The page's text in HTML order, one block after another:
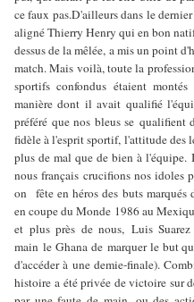
ce faux pas.D'ailleurs dans le
aligné Thierry Henry qui en bon
dessus de la mêlée, a mis un point
match. Mais voilà, toute la
sportifs confondus étaient
manière dont il avait qualifié
préféré que nos bleus se qualifient
fidèle à l'esprit sportif, l'attitude des
plus de mal que de bien à
nous français crucifions nos idoles
on fête en héros des buts
en coupe du Monde 1986 au
et plus près de nous, Luis
main le Ghana de marquer le but
d'accéder à une demie-finale).
histoire a été privée de victoire sur